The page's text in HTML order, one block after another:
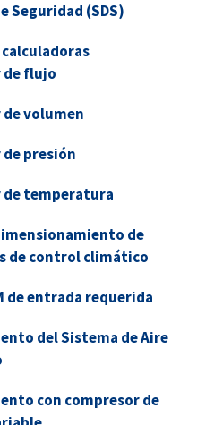
Seguridad (SDS)
flujo
volumen
presión
temperatura
de
de control climático
de entrada requerida
del Sistema de Aire
con compresor de